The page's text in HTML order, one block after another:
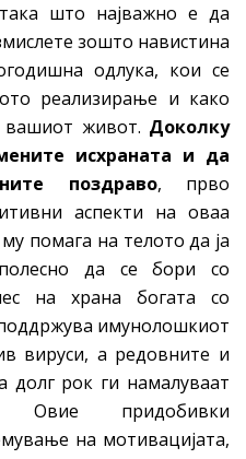
што најважно е да
зошто навистина
одлука, кои се
реализирање и како
вашиот живот. Доколку
исхраната и да
поздраво, прво
аспекти на оваа
помага на телото да ја
да се бори со
на храна богата со
имунолошкиот
вируси, а редовните и
долг рок ги намалуваат
Овие придобивки
на мотивацијата,